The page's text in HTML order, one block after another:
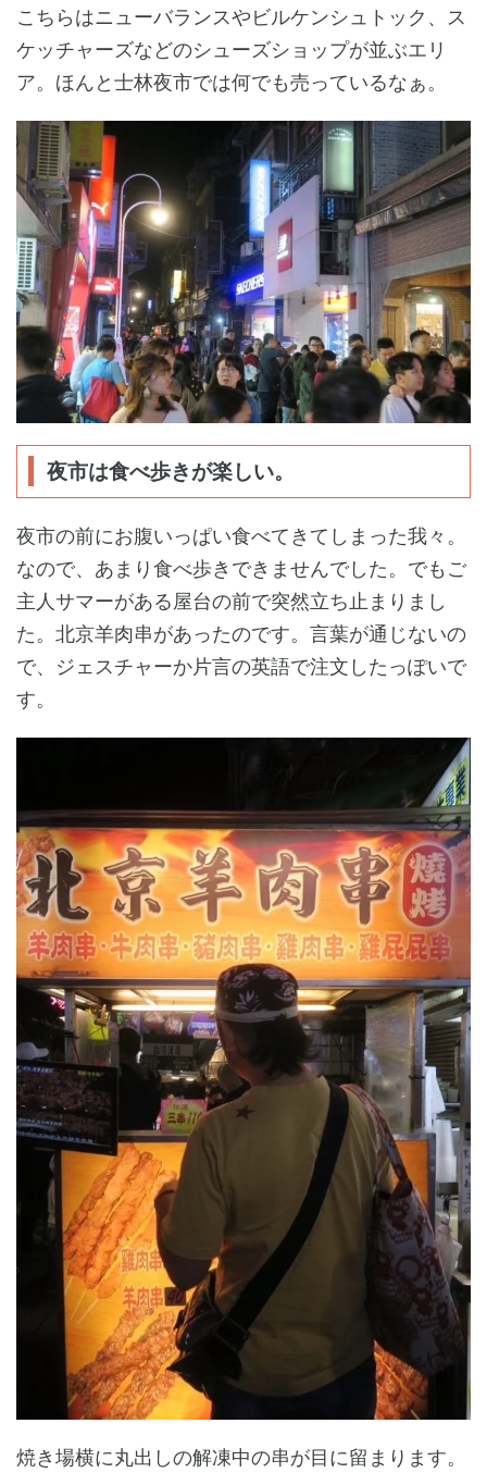
こちらはニューバランスやビルケンシュトック、ス
ケッチャーズなどのシューズショップが並ぶエリ
ア。ほんと士林夜市では何でも売っているなぁ。
夜市は食べ歩きが楽しい。
夜市の前にお腹いっぱい食べてきてしまった我々。
なので、あまり食べ歩きできませんでした。でもご
主人サマーがある屋台の前で突然立ち止まりまし
た。北京羊肉串があったのです。言葉が通じないの
で、ジェスチャーか片言の英語で注文したっぽいで
す。
焼き場横に丸出しの解凍中の串が目に留まります。